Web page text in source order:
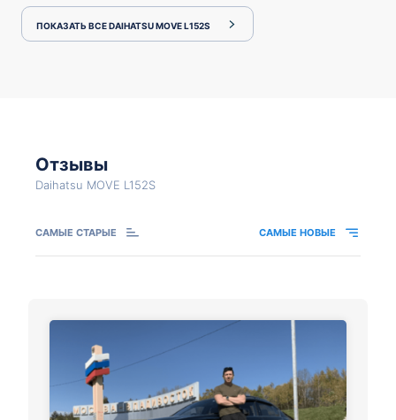
ПОКАЗАТЬ ВСЕ DAIHATSU MOVE L152S
Отзывы
Daihatsu MOVE L152S
САМЫЕ СТАРЫЕ САМЫЕ НОВЫЕ